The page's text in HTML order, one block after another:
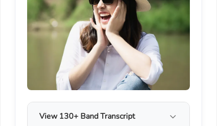
View 130+ Band Transcript